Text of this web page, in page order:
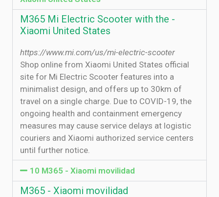
M365 Mi Electric Scooter with the -
Xiaomi United States
https://www.mi.com/us/mi-electric-scooter
Shop online from Xiaomi United States official
site for Mi Electric Scooter features into a
minimalist design, and offers up to 30km of
travel on a single charge. Due to COVID-19, the
ongoing health and containment emergency
measures may cause service delays at logistic
couriers and Xiaomi authorized service centers
until further notice.
10 M365 - Xiaomi movilidad
M365 - Xiaomi movilidad